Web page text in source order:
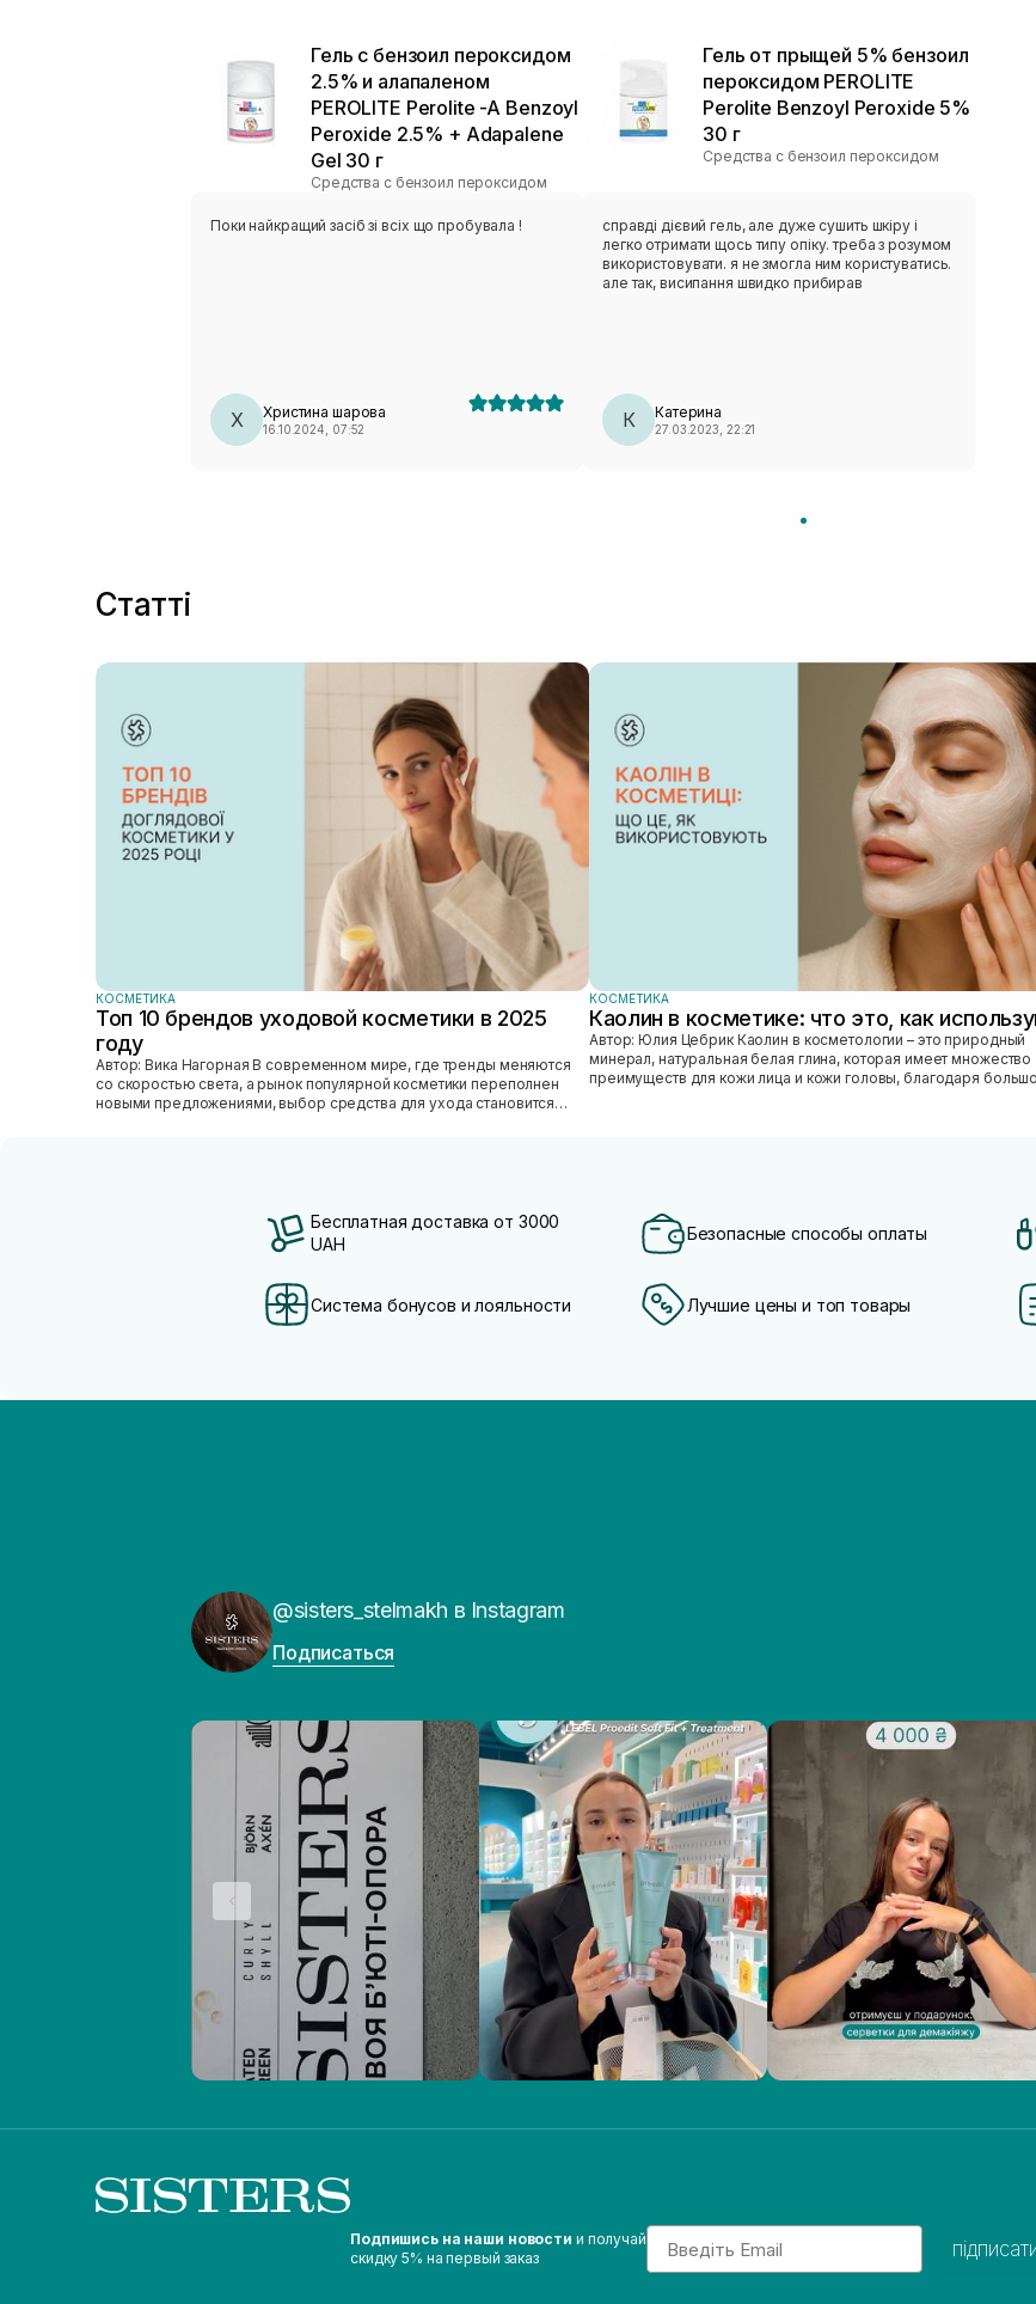
Гель с бензоил пероксидом
2.5% и алапаленом
PEROLITE Perolite -A Benzoyl
Peroxide 2.5% + Adapalene
Gel 30 г
Средства с бензоил пероксидом
Поки найкращий засіб зі всіх що пробувала !
Х Христина шарова
16.10.2024, 07:52
Гель от прыщей 5% бензоил
пероксидом PEROLITE
Perolite Benzoyl Peroxide 5%
30 г
Средства с бензоил пероксидом
справді дієвий гель, але дуже сушить шкіру і
легко отримати щось типу опіку. треба з розумом
використовувати. я не змогла ним користуватись.
але так, висипання швидко прибирав
К Катерина
27.03.2023, 22:21
Статті
КОСМЕТИКА
Топ 10 брендов уходовой косметики в 2025
году
Автор: Вика Нагорная В современном мире, где тренды меняются
со скоростью света, а рынок популярной косметики переполнен
новыми предложениями, выбор средства для ухода становится
КОСМЕТИКА
Каолин в косметике: что это, как
Автор: Юлия Цебрик Каолин в косметологии – это природный
минерал, натуральная белая глина, которая имеет множество
преимуществ для кожи лица и кожи головы, благодаря
Бесплатная доставка от 3000
UAH
Безопасные способы оплаты
Система бонусов и лояльности Лучшие цены и топ товары
@sisters_stelmakh в Instagram
Подписаться
Подпишись на наши новости и получай
скидку 5% на первый заказ
Email